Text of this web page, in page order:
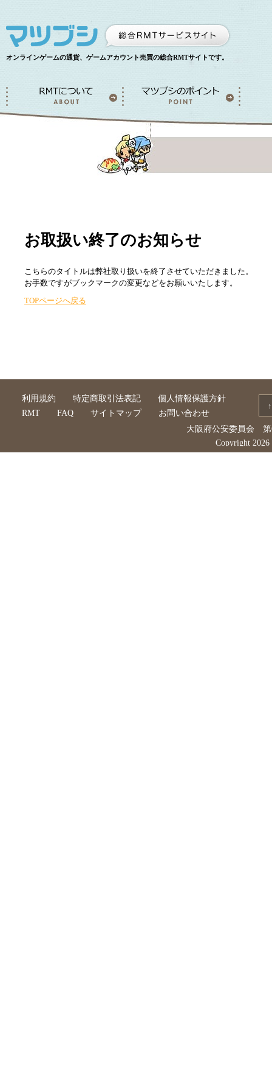
オンラインゲームの通貨、ゲームアカウント売買の総合RMTサイトです。
お取扱い終了のお知らせ
こちらのタイトルは弊社取り扱いを終了させていただきました。
お手数ですがブックマークの変更などをお願いいたします。
TOPページへ戻る
利用規約 特定商取引法表記
個人情報保護方針
RMT
FAQ サイトマップ お問い合わせ
大阪府公安委員会 第
Copyright